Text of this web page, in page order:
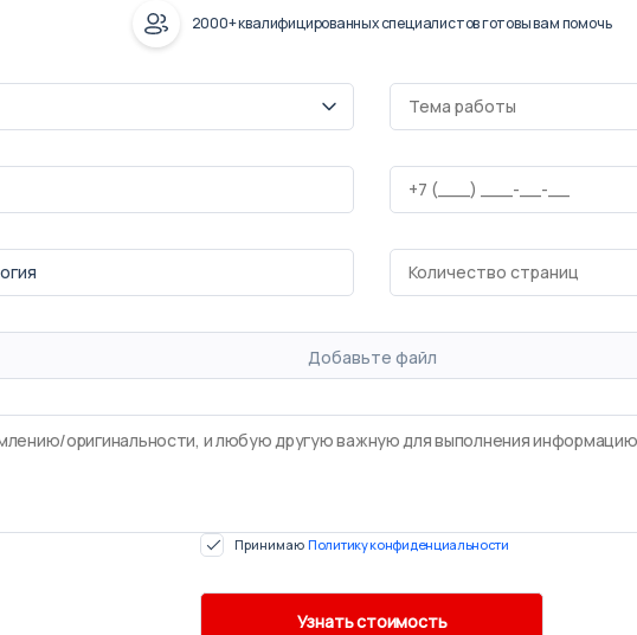
2000+ квалифицированных специалистов готовы вам помочь
Добавьте файл
Принимаю Политику конфиденциальности